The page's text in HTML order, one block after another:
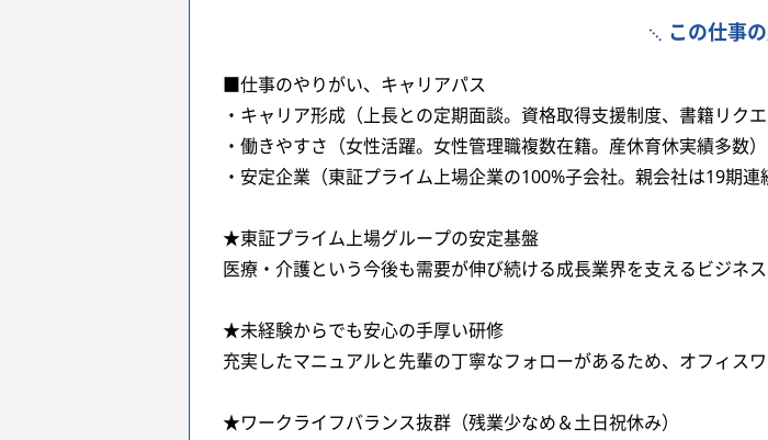
この仕事
■仕事のやりがい、キャリアパス
・キャリア形成（上長との定期面談。資格取得支援制度、書籍リクエ
・働きやすさ（女性活躍。女性管理職複数在籍。産休育休実績多数）
・安定企業（東証プライム上場企業の100%子会社。親会社は19期連
★東証プライム上場グループの安定基盤
医療・介護という今後も需要が伸び続ける成長業界を支えるビジネ
★未経験からでも安心の手厚い研修
充実したマニュアルと先輩の丁寧なフォローがあるため、オフィス
★ワークライフバランス抜群（残業少なめ＆土日祝休み）